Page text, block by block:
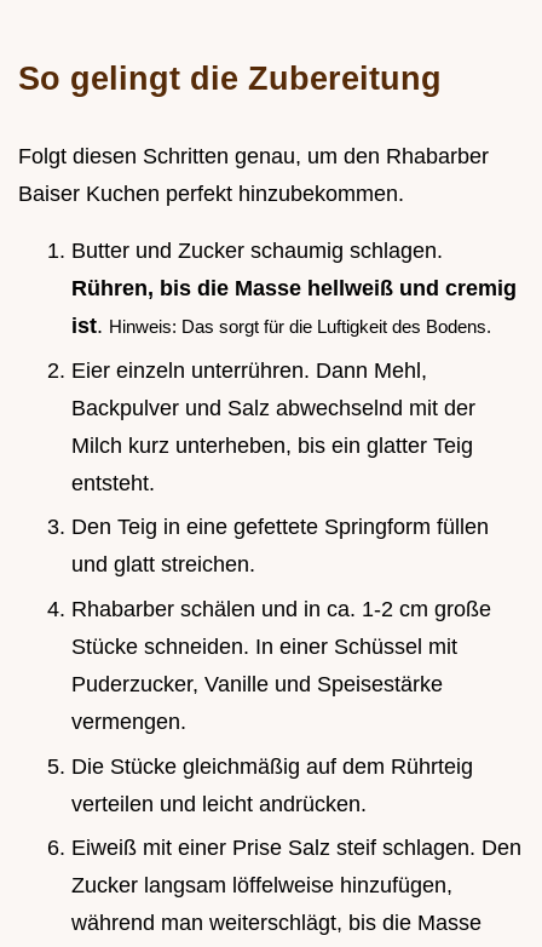
So gelingt die Zubereitung
Folgt diesen Schritten genau, um den Rhabarber
Baiser Kuchen perfekt hinzubekommen.
Butter und Zucker schaumig schlagen.
Rühren, bis die Masse hellweiß und cremig
ist. Hinweis: Das sorgt für die Luftigkeit des Bodens.
Eier einzeln unterrühren. Dann Mehl,
Backpulver und Salz abwechselnd mit der
Milch kurz unterheben, bis ein glatter Teig
entsteht.
Den Teig in eine gefettete Springform füllen
und glatt streichen.
Rhabarber schälen und in ca. 1-2 cm große
Stücke schneiden. In einer Schüssel mit
Puderzucker, Vanille und Speisestärke
vermengen.
Die Stücke gleichmäßig auf dem Rührteig
verteilen und leicht andrücken.
Eiweiß mit einer Prise Salz steif schlagen. Den
Zucker langsam löffelweise hinzufügen,
während man weiterschlägt, bis die Masse